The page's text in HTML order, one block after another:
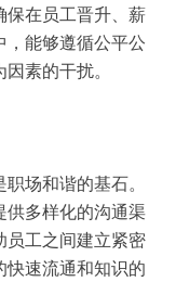
保在员工晋升、薪
能够遵循公平公
素的干扰。
场和谐的基石。
供多样化的沟通渠
员工之间建立紧密
快速流通和知识的